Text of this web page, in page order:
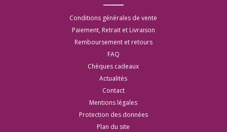
Conditions générales de vente
Paiement, Retrait et Livraison
Remboursement et retours
FAQ
Chèques cadeaux
Actualités
Contact
Mentions légales
Protection des données
Plan du site